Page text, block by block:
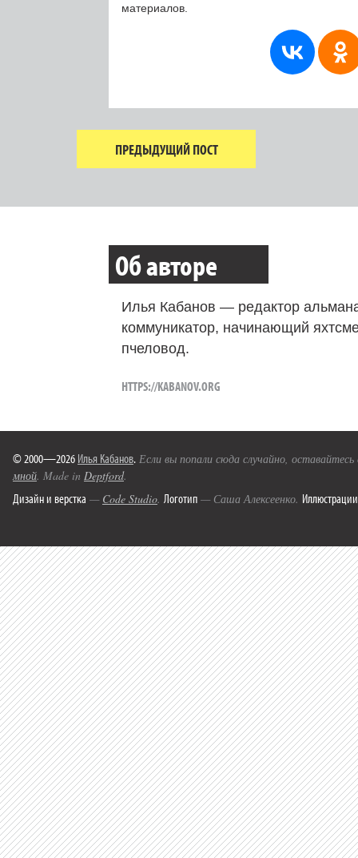
материалов.
ПРЕДЫДУЩИЙ ПОСТ
Об авторе
Илья Кабанов — редактор
коммуникатор, начинающий
пчеловод.
HTTPS://KABANOV.ORG
© 2000—2026 Илья Кабанов. Если вы попали сюда случайно,
мной. Made in Deptford.
Дизайн и верстка — Code Studio. Логотип — Саша Алексеенко. Иллюстрации